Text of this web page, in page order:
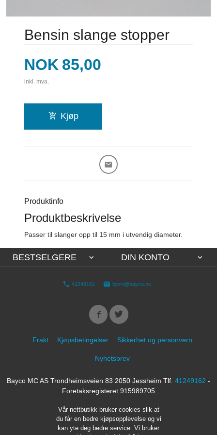
Bensin slange stopper
Pris
NOK 85,00
inkl. mva.
Kjøp
Produktinfo
Produktbeskrivelse
Passer til slanger opp til 15 mm i utvendig diameter.
BESTSELGERE DIN KONTO
41249162 bjorn@bayco.no
Frakt Kjøpsbetingelser Sikkerhet og personvern
Nyhetsbrev
Bayco MC AS Trondheimsveien 83 2050 Jessheim Tlf. 41249162 -
Foretaksregisteret 915989705
Vår nettbutikk bruker cookies slik at
du får en bedre kjøpsopplevelse og vi
kan yte deg bedre service. Vi bruker